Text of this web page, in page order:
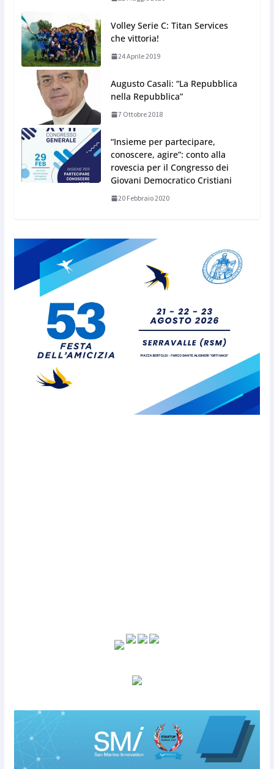
Volley Serie C: Titan Services
che vittoria!
24 Aprile 2019
Augusto Casali: “La Repubblica
nella Repubblica”
7 Ottobre 2018
“Insieme per partecipare,
conoscere, agire”: conto alla
rovescia per il Congresso dei
Giovani Democratico Cristiani
20 Febbraio 2020